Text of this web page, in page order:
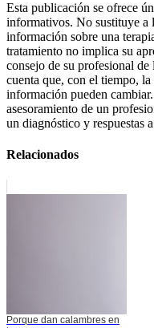
Esta publicación se ofrece
informativos. No sustituye a
información sobre una
tratamiento no implica su
consejo de su profesional de
cuenta que, con el tiempo,
información pueden
asesoramiento de un
un diagnóstico y respuestas
Relacionados
Porque dan calambres en